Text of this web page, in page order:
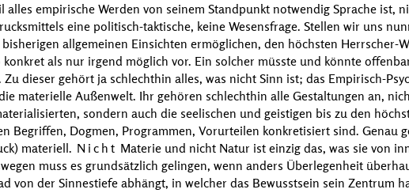
alles empirische Werden von seinem Standpunkt notwendig Sprache ist,
eine politisch-taktische, keine Wesensfrage. Stellen wir uns
allgemeinen Einsichten ermöglichen, den höchsten Herrscher-
als nur irgend möglich vor. Ein solcher müsste und könnte
dieser gehört ja schlechthin alles, was nicht Sinn ist; das Empirisch-
materielle Außenwelt. Ihr gehören schlechthin alle Gestaltungen an,
sondern auch die seelischen und geistigen bis zu den
Begriffen, Dogmen, Programmen, Vorurteilen konkretisiert sind. Genau
materiell. Nicht Materie und nicht Natur ist einzig das, was sie von
muss es grundsätzlich gelingen, wenn anders Überlegenheit
von der Sinnestiefe abhängt, in welcher das Bewusstsein sein Zentrum